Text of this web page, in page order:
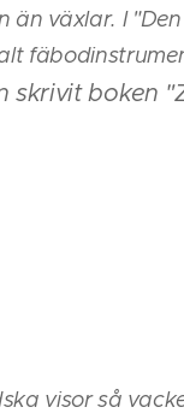
växlar. I
boken
visor så